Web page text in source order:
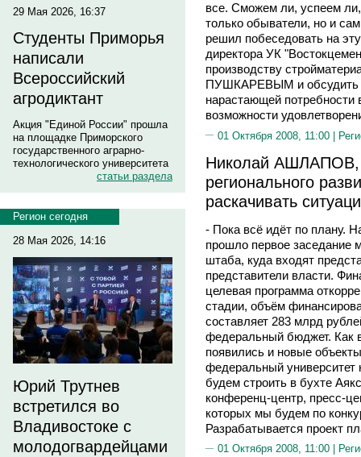
29 Мая 2026, 16:37
Студенты Приморья
написали
Всероссийский
агродиктант
Акция "Единой России" прошла
на площадке Приморского
государственного аграрно-
технологического университета
статьи раздела
Регион сегодня
28 Мая 2026, 14:16
Юрий Трутнев
встретился во
Владивостоке с
молодогвардейцами
все. Сможем ли, успеем
только обыватели, но и
решил побеседовать на
директора УК
производству
ПУШКАРЕВЫМ и обсудить
нарастающей потребности
возможности
01 Октября 2008, 11:00 |
Николай АШЛАПОВ,
регионального
раскачивать
- Пока всё идёт по плану.
прошло первое заседание
штаба, куда входят
представители власти.
целевая программа
стадии, объём
составляет 283 млрд
федеральный бюджет. Как
появились и новые
федеральный
будем строить в бухте
конференц-центр, пресс-
которых мы будем по
Разрабатывается проект
01 Октября 2008, 11:00 |